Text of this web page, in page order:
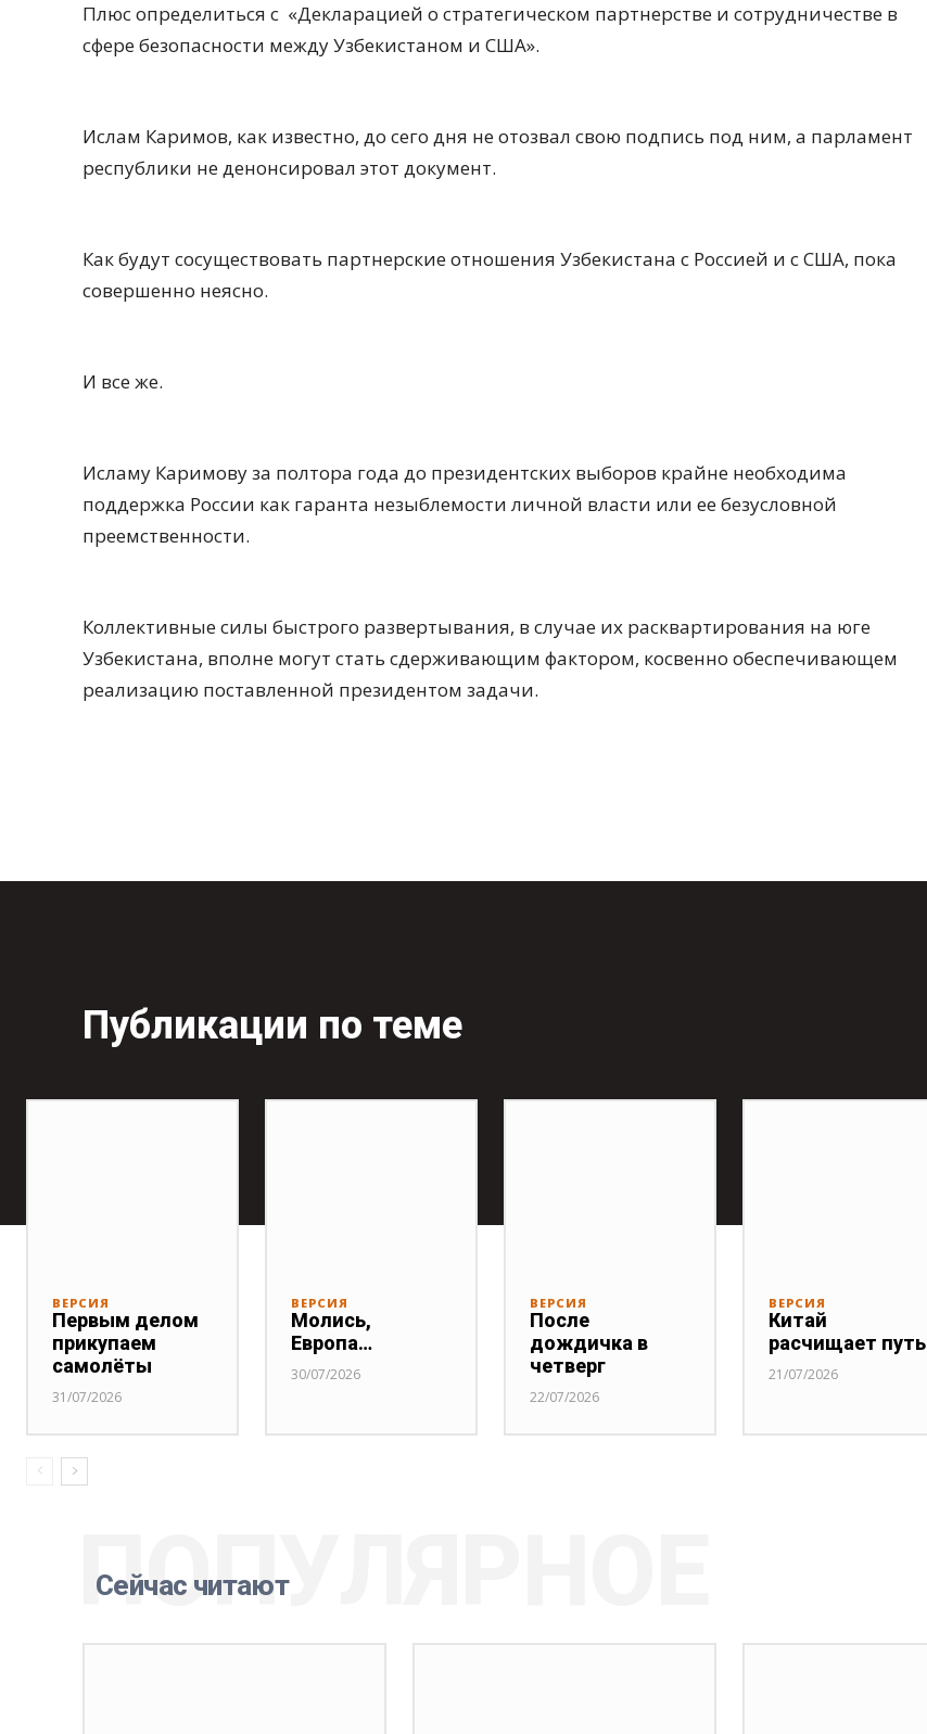
Плюс определиться с «Декларацией о стратегическом партнерстве и сотрудничестве в
сфере безопасности между Узбекистаном и США».
Ислам Каримов, как известно, до сего дня не отозвал свою подпись под ним, а парламент
республики не денонсировал этот документ.
Как будут сосуществовать партнерские отношения Узбекистана с Россией и с США, пока
совершенно неясно.
И все же.
Исламу Каримову за полтора года до президентских выборов крайне необходима
поддержка России как гаранта незыблемости личной власти или ее безусловной
преемственности.
Коллективные силы быстрого развертывания, в случае их расквартирования на юге
Узбекистана, вполне могут стать сдерживающим фактором, косвенно обеспечивающем
реализацию поставленной президентом задачи.
Публикации по теме
ВЕРСИЯ
Первым делом
прикупаем
самолёты
31/07/2026
ВЕРСИЯ
Молись,
Европа…
30/07/2026
ВЕРСИЯ
После
дождичка в
четверг
22/07/2026
ВЕРСИЯ
Китай
расчищает путь
21/07/2026
Сейчас читают
ПОПУЛЯРНОЕ